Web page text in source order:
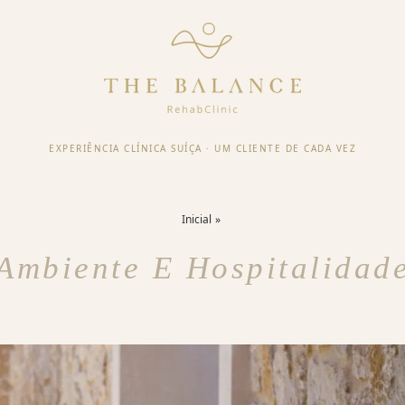
EXPERIÊNCIA CLÍNICA SUÍÇA · UM CLIENTE DE CADA VEZ
Inicial
E